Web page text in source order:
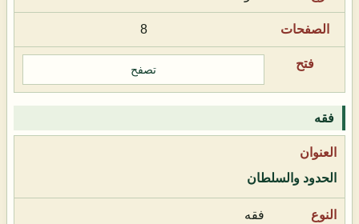
8
تصفح
فقه
الحدود والسلطان
فقه